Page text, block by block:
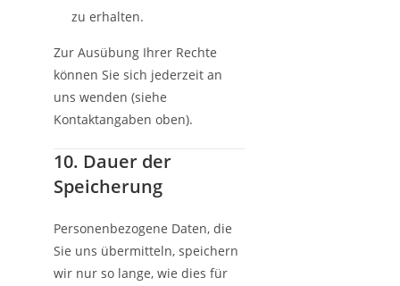
zu erhalten.
Zur Ausübung Ihrer Rechte
können Sie sich jederzeit an
uns wenden (siehe
Kontaktangaben oben).
10. Dauer der
Speicherung
Personenbezogene Daten, die
Sie uns übermitteln, speichern
wir nur so lange, wie dies für